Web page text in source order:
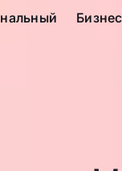
Бизнес